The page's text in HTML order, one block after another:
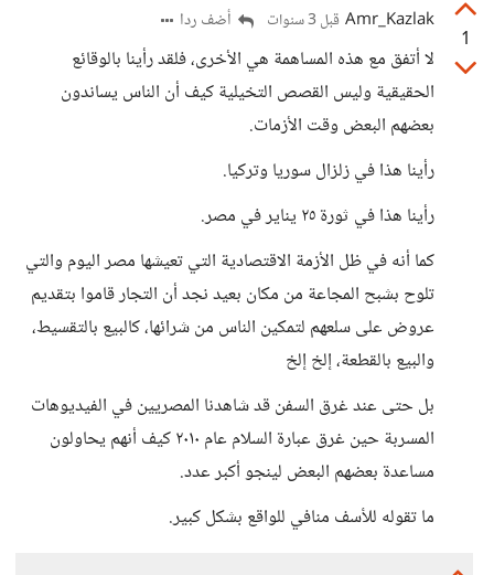
1
Amr_Kazlak قبل 3 سنوات أضف ردا
لا أتفق مع هذه المساهمة هي الأخرى، فلقد رأينا بالوقائع
الحقيقية وليس القصص التخيلية كيف أن الناس يساندون
بعضهم البعض وقت الأزمات.
رأينا هذا في زلزال سوريا وتركيا.
رأينا هذا في ثورة ٢٥ يناير في مصر.
كما أنه في ظل الأزمة الاقتصادية التي تعيشها مصر اليوم والتي
تلوح بشبح المجاعة من مكان بعيد نجد أن التجار قاموا بتقديم
عروض على سلعهم لتمكين الناس من شرائها، كالبيع بالتقسيط،
والبيع بالقطعة، إلخ إلخ
بل حتى عند غرق السفن قد شاهدنا المصريين في الفيديوهات
المسربة حين غرق عبارة السلام عام ٢٠١٠ كيف أنهم يحاولون
مساعدة بعضهم البعض لينجو أكبر عدد.
ما تقوله للأسف منافي للواقع بشكل كبير.